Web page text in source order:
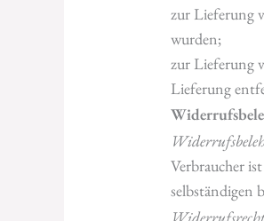
zur Lieferung
wurden;
zur Lieferung
Lieferung
Verbraucher
selbständigen